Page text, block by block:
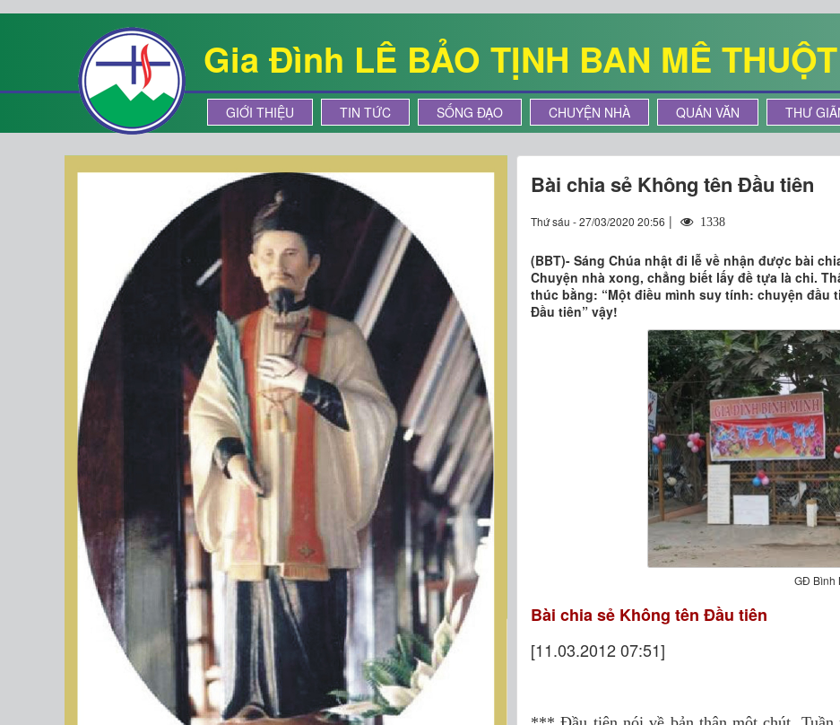
Gia Đình LÊ BẢO TỊNH BAN MÊ THUỘT
GIỚI THIỆU TIN TỨC SỐNG ĐẠO CHUYỆN NHÀ QUÁN VĂN THƯ
Bài chia sẻ Không tên Đầu tiên
Thứ sáu - 27/03/2020 20:56 | 1338
(BBT)- Sáng Chúa nhật đi lễ về nhận được bài
Chuyện nhà xong, chẳng biết lấy đề tựa là chi.
thúc bằng: “Một điều mình suy tính: chuyện đầu
Đầu tiên” vậy!
GĐ Bình
Bài chia sẻ Không tên Đầu tiên
[11.03.2012 07:51]